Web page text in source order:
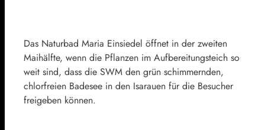
Das Naturbad Maria Einsiedel öffnet in der zweiten
Maihälfte, wenn die Pflanzen im Aufbereitungsteich so
weit sind, dass die SWM den grün schimmernden,
chlorfreien Badesee in den Isarauen für die Besucher
freigeben können.